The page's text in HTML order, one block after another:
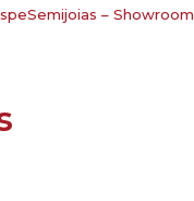
– Showroom